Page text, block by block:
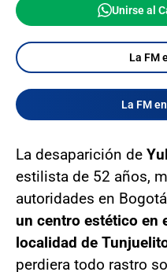
Unirse al
La FM
La FM
La desaparición de
estilista de 52 años,
autoridades en
un centro estético en
localidad de
perdiera todo rastro